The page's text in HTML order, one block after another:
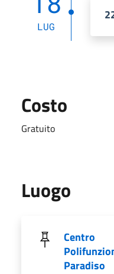
LUG
Costo
Gratuito
Luogo
Centro
Paradiso